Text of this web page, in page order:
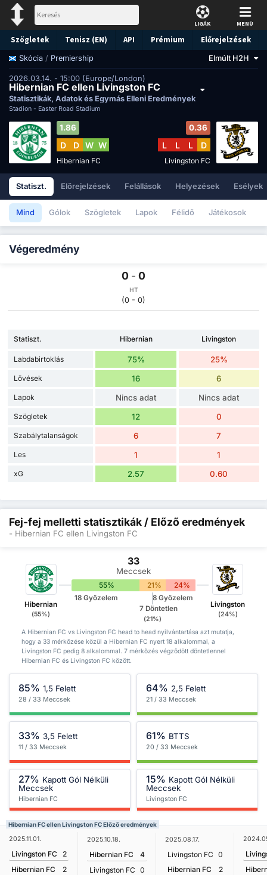
LIGÁK MENÜ
Szögletek Tenisz (EN) API Prémium Előrejelzések
Skócia / Premiership Elmúlt H2H
2026.03.14. - 15:00 (Europe/London)
Hibernian FC ellen Livingston FC
Statisztikák, Adatok és Egymás Elleni Eredmények
Stadion - Easter Road Stadium
1.86
D D W W
Hibernian FC
0.36
L L L D
Livingston FC
Statiszt. Előrejelzések Felállások Helyezések Esélyek
Mind Gólok Szögletek Lapok Félidő Játékosok
Végeredmény
0 - 0
HT
(0 - 0)
Statiszt. Hibernian Livingston
Labdabirtoklás 75% 25%
Lövések 16 6
Lapok Nincs adat Nincs adat
Szögletek 12 0
Szabálytalanságok 6 7
Les 1 1
xG 2.57 0.60
Fej-fej melletti statisztikák / Előző eredmények
- Hibernian FC ellen Livingston FC
Hibernian
(55%)
33
Meccsek
55% 21% 24%
18 Győzelem
7 Döntetlen
(21%)
8 Győzelem
Livingston
(24%)
A Hibernian FC vs Livingston FC head to head nyilvántartása azt mutatja,
hogy a 33 mérkőzése közül a Hibernian FC nyert 18 alkalommal, a
Livingston FC pedig 8 alkalommal. 7 mérkőzés végződött döntetlennel
Hibernian FC és Livingston FC között.
85% 1,5 Felett
28 / 33 Meccsek
64% 2,5 Felett
21 / 33 Meccsek
33% 3,5 Felett
11 / 33 Meccsek
61% BTTS
20 / 33 Meccsek
27% Kapott Gól Nélküli
Meccsek
Hibernian FC
15% Kapott Gól Nélküli
Meccsek
Livingston FC
Hibernian FC ellen Livingston FC Előző eredmények
2025.11.01.
Livingston FC
2
Hibernian FC
2
2025.10.18.
Hibernian FC
4
Livingston FC 0
2025.08.17.
Livingston FC 0
Hibernian FC
2